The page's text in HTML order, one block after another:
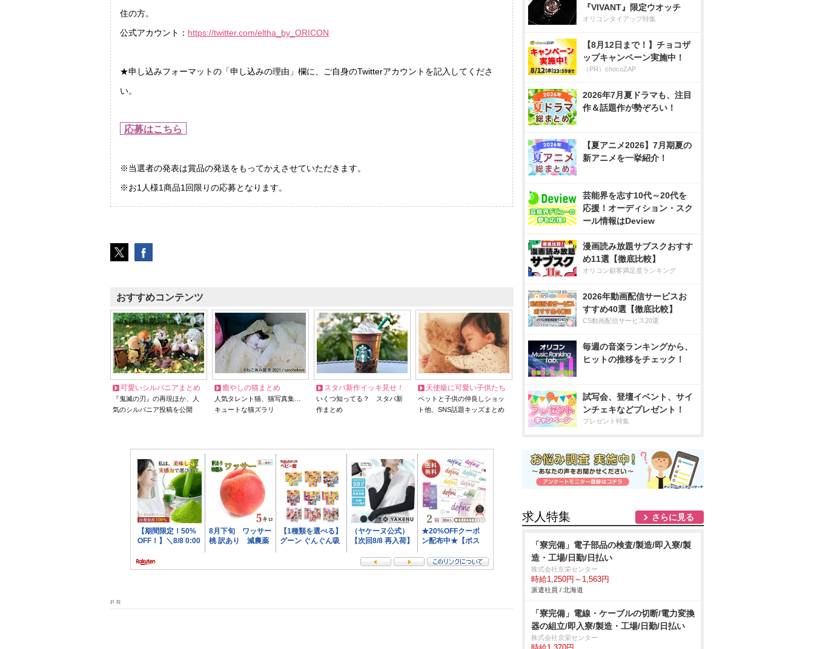
住の方。
公式アカウント： https://twitter.com/eltha_by_ORICON
★申し込みフォーマットの「申し込みの理由」欄に、ご自身のTwitterアカウントを記入してくださ
い。
応募はこちら
※当選者の発表は賞品の発送をもってかえさせていただきます。
※お1人様1商品1回限りの応募となります。
おすすめコンテンツ
可愛いシルバニアまとめ
『鬼滅の刃』の再現ほか、人
気のシルバニア投稿を公開
癒やしの猫まとめ
人気タレント猫、猫写真集…
キュートな猫ズラリ
スタバ新作イッキ見せ！
いくつ知ってる？ スタバ新
作まとめ
天使級に可愛い子供たち
ペットと子供の仲良しショッ
ト他、SNS話題キッズまとめ
P R
『VIVANT』限定ウオッチ
オリコンタイアップ特集
【8月12日まで！】チョコザ
ップキャンペーン実施中！
（PR）chocoZAP
2026年7月夏ドラマも、注目
作＆話題作が勢ぞろい！
【夏アニメ2026】7月期夏の
新アニメを一挙紹介！
芸能界を志す10代～20代を
応援！オーディション・スク
ール情報はDeview
漫画読み放題サブスクおすす
め11選【徹底比較】
オリコン顧客満足度ランキング
2026年動画配信サービスお
すすめ40選【徹底比較】
CS動画配信サービス20選
毎週の音楽ランキングから、
ヒットの推移をチェック！
試写会、登壇イベント、サイ
ンチェキなどプレゼント！
プレゼント特集
求人特集 さらに見る
「寮完備」電子部品の検査/製造/即入寮/製
造・工場/日勤/日払い
株式会社京栄センター
時給1,250円～1,563円
派遣社員 / 北海道
「寮完備」電線・ケーブルの切断/電力変換
器の組立/即入寮/製造・工場/日勤/日払い
株式会社京栄センター